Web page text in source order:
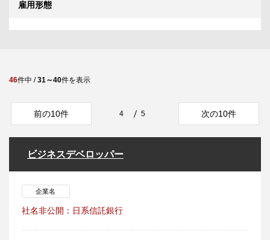
雇用形態
46件中 /31～40件を表示
前の10件 4 5 次の10件
ビジネスデベロッパー
企業名
社名非公開：日系信託銀行